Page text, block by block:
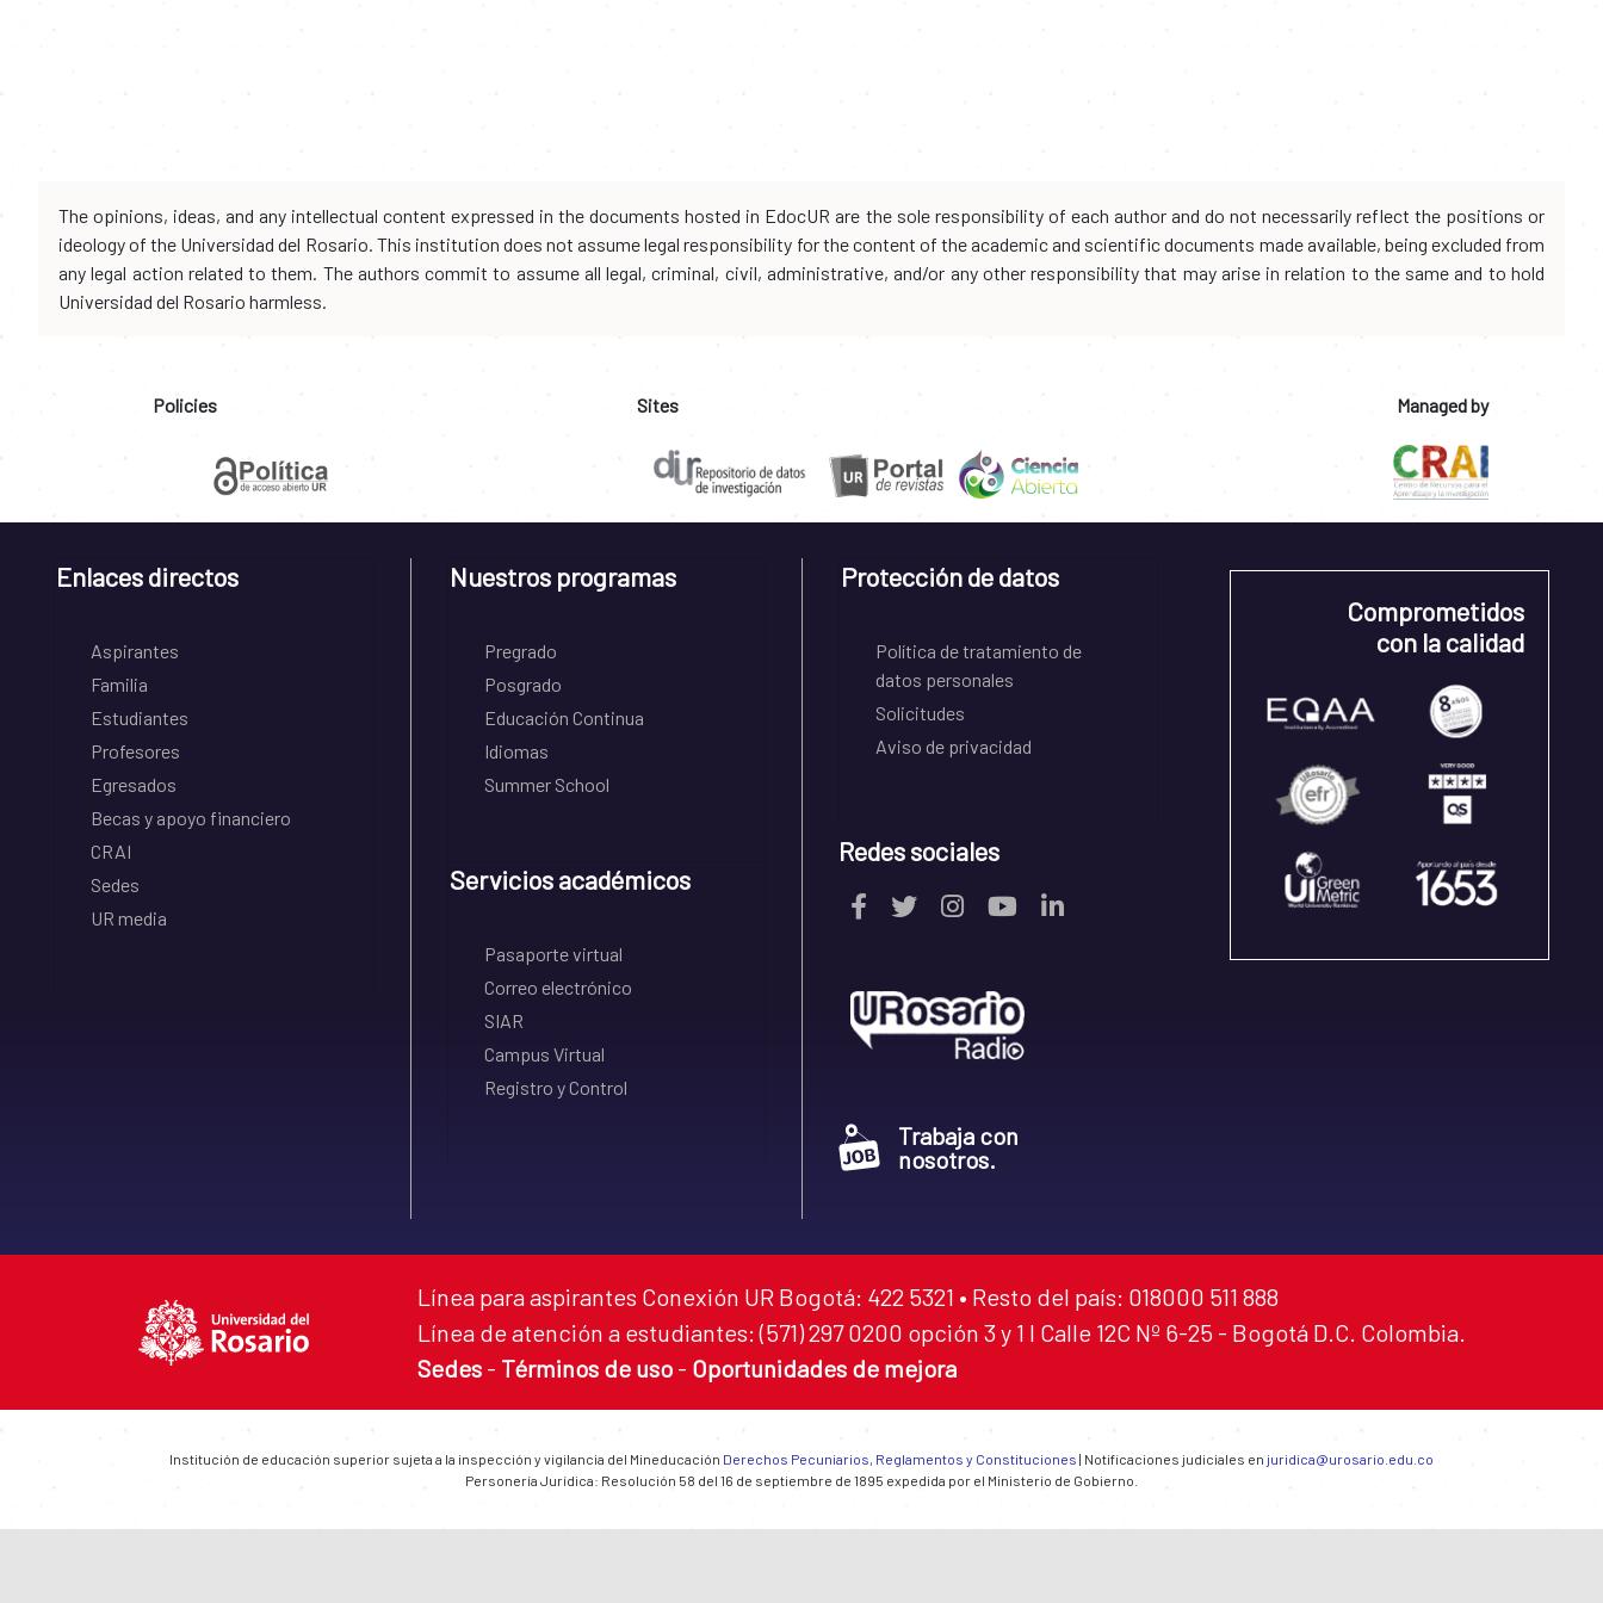
The opinions, ideas, and any intellectual content expressed in the documents hosted in EdocUR are the sole responsibility of each author and do not necessarily reflect the positions or
ideology of the Universidad del Rosario. This institution does not assume legal responsibility for the content of the academic and scientific documents made available, being excluded from
any legal action related to them. The authors commit to assume all legal, criminal, civil, administrative, and/or any other responsibility that may arise in relation to the same and to hold
Universidad del Rosario harmless.
Policies Sites Managed by
Enlaces directos
Aspirantes
Familia
Estudiantes
Profesores
Egresados
Becas y apoyo financiero
CRAI
Sedes
UR media
Nuestros programas
Pregrado
Posgrado
Educación Continua
Idiomas
Summer School
Servicios académicos
Pasaporte virtual
Correo electrónico
SIAR
Campus Virtual
Registro y Control
Protección de datos
Política de tratamiento de
datos personales
Solicitudes
Aviso de privacidad
Redes sociales
Trabaja con
nosotros.
Comprometidos
con la calidad
Línea para aspirantes Conexión UR Bogotá: 422 5321 • Resto del país: 018000 511 888
Línea de atención a estudiantes: (571) 297 0200 opción 3 y 1 I Calle 12C Nº 6-25 - Bogotá D.C. Colombia.
Sedes - Términos de uso - Oportunidades de mejora
Institución de educación superior sujeta a la inspección y vigilancia del Mineducación Derechos Pecuniarios, Reglamentos y Constituciones | Notificaciones judiciales en juridica@urosario.edu.co
Personería Jurídica: Resolución 58 del 16 de septiembre de 1895 expedida por el Ministerio de Gobierno.